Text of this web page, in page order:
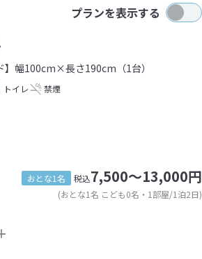
プランを表示する
】幅100cm×長さ190cm（1台）
トイレ 禁煙
おとな1名 税込7,500～13,000円
(おとな1名 こども0名・1部屋/1泊2日)